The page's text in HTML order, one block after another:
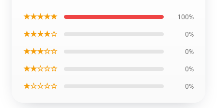
★★★★★ 100%
★★★★☆ 0%
★★★☆☆ 0%
★★☆☆☆ 0%
★☆☆☆☆ 0%